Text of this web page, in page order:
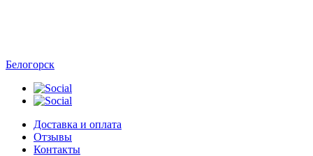
Белогорск
Доставка и оплата
Отзывы
Контакты